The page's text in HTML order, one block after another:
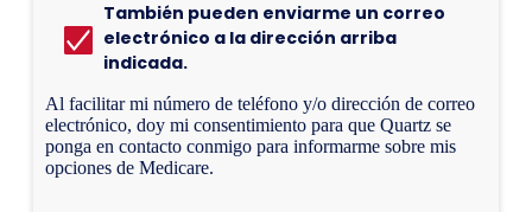
También pueden enviarme un correo
electrónico a la dirección arriba
indicada.
Al facilitar mi número de teléfono y/o dirección de correo
electrónico, doy mi consentimiento para que Quartz se
ponga en contacto conmigo para informarme sobre mis
opciones de Medicare.